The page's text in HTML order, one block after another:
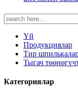
Үй
Продукциялар
Тир
Тыгач
Категориялар